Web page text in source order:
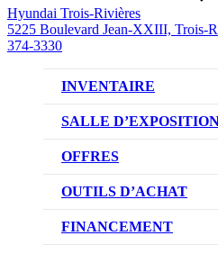
Hyundai Trois-Rivières
5225 Boulevard Jean-XXIII, Trois-
374-3330
INVENTAIRE
VÉHICULES NEUFS
VÉHICULES
SALLE
OFFRES
OFFRE DE
OFFRES DU
OUTILS D’ACHAT
CL!QUEZ ET
FINANCEMENT